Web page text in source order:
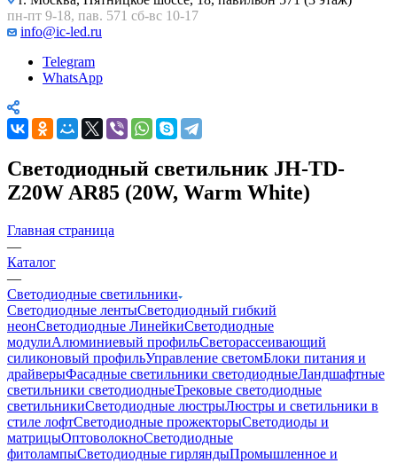
пн-пт 9-18, пав. 571 сб-вс 10-17
info@ic-led.ru
Telegram
WhatsApp
Светодиодный светильник JH-TD-
Z20W AR85 (20W, Warm White)
Главная страница
—
Каталог
—
Светодиодные светильники
Светодиодные лентыСветодиодный гибкий
неонСветодиодные ЛинейкиСветодиодные
модулиАлюминиевый профильСветорассеивающий
силиконовый профильУправление светомБлоки питания и
драйверыФасадные светильники светодиодныеЛандшафтные
светильники светодиодныеТрековые светодиодные
светильникиСветодиодные люстрыЛюстры и светильники в
стиле лофтСветодиодные прожекторыСветодиоды и
матрицыОптоволокноСветодиодные
фитолампыСветодиодные гирляндыПромышленное и